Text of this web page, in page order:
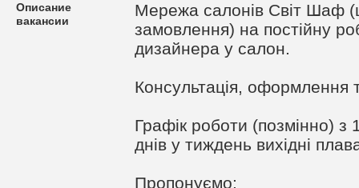
Описание
вакансии
Мережа салонів Світ Шаф
замовлення) на постійну
дизайнера у салон.
Консультація, оформлення
Графік роботи (позмінно)
днів у тиждень вихідні
Пропонуємо: